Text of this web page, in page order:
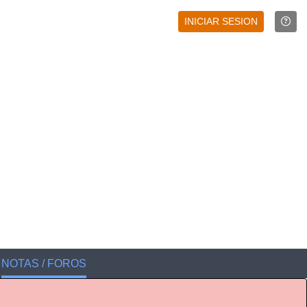
INICIAR SESION
NOTAS / FOROS